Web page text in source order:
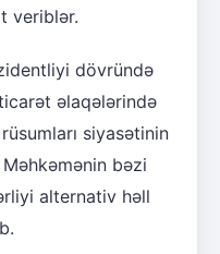
veriblər.
dövründə
əlaqələrində
siyasətinin
bəzi
alternativ həll